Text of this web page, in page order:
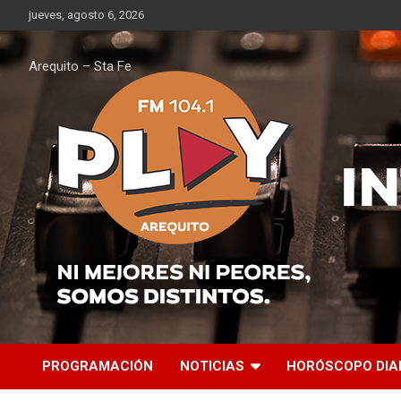
Saltar
al
contenido
jueves, agosto 6, 2026
Arequito – Sta Fe
PROGRAMACIÓN NOTICIAS HORÓSCOPO